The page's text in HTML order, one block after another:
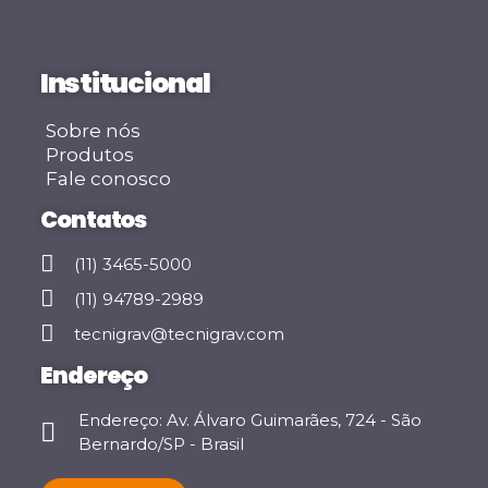
Institucional
Sobre nós
Produtos
Fale conosco
Contatos
(11) 3465-5000
(11) 94789-2989
tecnigrav@tecnigrav.com
Endereço
Endereço: Av. Álvaro Guimarães, 724 - São
Bernardo/SP - Brasil